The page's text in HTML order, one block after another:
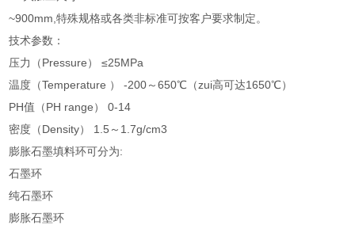
~900mm,特殊规格或各类非标准可按客户要求制定。
技术参数：
压力（Pressure） ≤25MPa
温度（Temperature ） -200～650℃（zui高可达1650℃）
PH值（PH range） 0-14
密度（Density） 1.5～1.7g/cm3
膨胀石墨填料环可分为:
石墨环
纯石墨环
膨胀石墨环